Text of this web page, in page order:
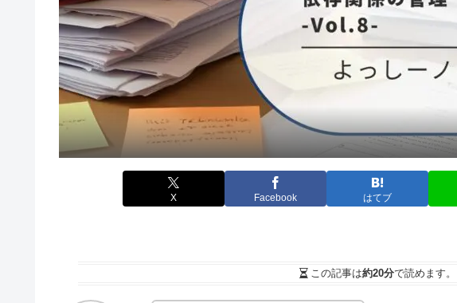
X Facebook はてブ
この記事は約20分で読めます。